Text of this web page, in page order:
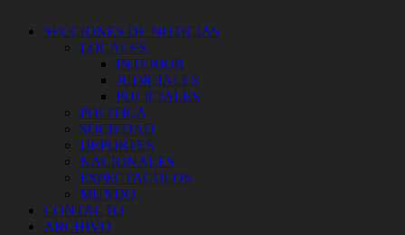
SECCIONES DE NOTICIAS
LOCALES
INTERIOR
JUDICIALES
POLICIALES
POLITICA
SOCIEDAD
DEPORTES
NACIONALES
ESPECTACULOS
MUNDO
CONTACTO
ARCHIVO